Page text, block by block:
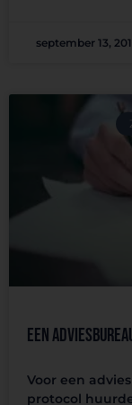
september 13,
Een
Voor een
protocol